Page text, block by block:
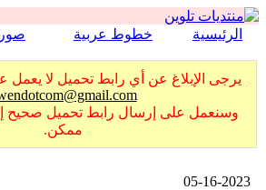
الرئيسية خطوط عربية
يرجى الإبلاغ عن أي رابط تحميل لا يعمل
وسنعمل على إرسال رابط تحميل صحيح
ممكن.
05-16-2023